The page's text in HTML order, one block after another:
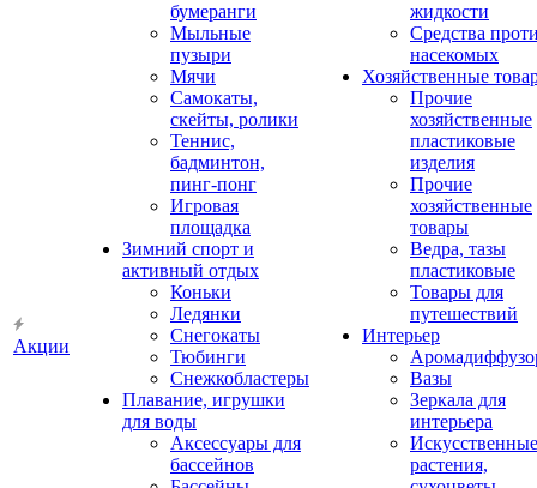
Акции
бумеранги
Мыльные
пузыри
Мячи
Самокаты,
скейты, ролики
Теннис,
бадминтон,
пинг-понг
Игровая
площадка
Зимний спорт и
активный отдых
Коньки
Ледянки
Снегокаты
Тюбинги
Снежкобластеры
Плавание, игрушки
для воды
Аксессуары для
бассейнов
жидкости
Средства
насекомых
Хозяйственные
Прочие
хозяйственные
пластиковые
изделия
Прочие
хозяйственные
товары
Ведра, тазы
пластиковые
Товары для
путешествий
Интерьер
Вазы
Зеркала для
интерьера
Искусственные
растения,